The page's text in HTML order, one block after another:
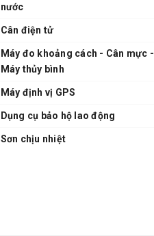
nước
Cân điện tử
Máy đo khoảng cách - Cân mực -
Máy thủy bình
Máy định vị GPS
Dụng cụ bảo hộ lao động
Sơn chịu nhiệt